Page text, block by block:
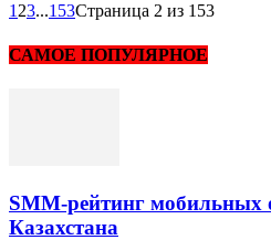
1 23...153Страница 2 из 153
САМОЕ ПОПУЛЯРНОЕ
SMM-рейтинг мобильных
Казахстана